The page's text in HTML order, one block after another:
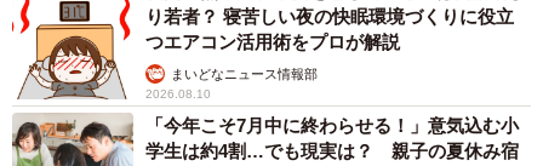
り若者？ 寝苦しい夜の快眠環境づくりに役立
つエアコン活用術をプロが解説
まいどなニュース情報部
2026.08.10
「今年こそ7月中に終わらせる！」意気込む小
学生は約4割…でも現実は？ 親子の夏休み宿